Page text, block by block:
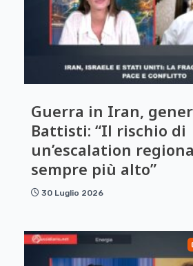
Guerra in Iran,
Battisti: “Il rischio di
un’escalation
sempre più alto”
30 Luglio 2026